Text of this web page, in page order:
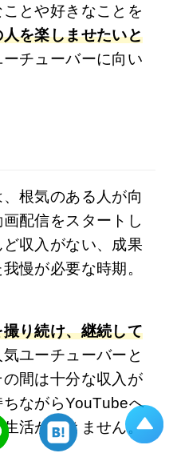
とや好きなことを
を楽しませたいと
チューバーに向い
根気のある人が向
配信をスタートし
収入がない、成果
慢が必要な時期。
り続け、継続して
ユーチューバーと
間は十分な収入が
ながらYouTubeへ
活ができません。